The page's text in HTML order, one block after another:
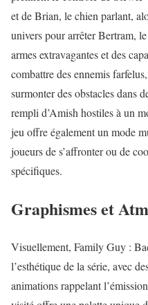
et de Brian, le chien parlant,
univers pour arrêter Bertram,
armes extravagantes et des
combattre des ennemis
surmonter des obstacles dans
rempli d’Amish hostiles à un
jeu offre également un mode
joueurs de s’affronter ou de
spécifiques.
Graphismes et
Visuellement, Family Guy :
l’esthétique de la série, avec
animations rappelant